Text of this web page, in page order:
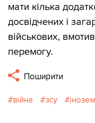
мати кілька
досвідчених і
військових,
перемогу.
Поширити
війна зсу